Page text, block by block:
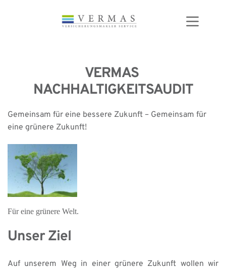
VERMAS
NACHHALTIGKEITSAUDIT
Gemeinsam für eine bessere Zukunft – Gemeinsam für
eine grünere Zukunft!
Für eine grünere Welt.
Unser Ziel
Auf unserem Weg in einer grünere Zukunft wollen wir